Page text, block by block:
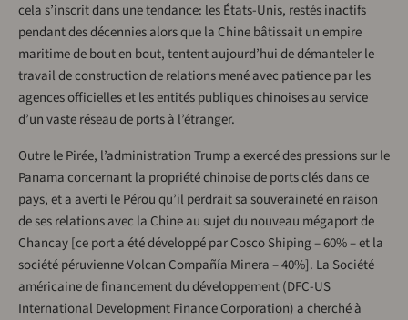
cela s’inscrit dans une tendance: les États-Unis, restés inactifs
pendant des décennies alors que la Chine bâtissait un empire
maritime de bout en bout, tentent aujourd’hui de démanteler le
travail de construction de relations mené avec patience par les
agences officielles et les entités publiques chinoises au service
d’un vaste réseau de ports à l’étranger.
Outre le Pirée, l’administration Trump a exercé des pressions sur le
Panama concernant la propriété chinoise de ports clés dans ce
pays, et a averti le Pérou qu’il perdrait sa souveraineté en raison
de ses relations avec la Chine au sujet du nouveau mégaport de
Chancay [ce port a été développé par Cosco Shiping – 60% – et la
société péruvienne Volcan Compañía Minera – 40%]. La Société
américaine de financement du développement (DFC-US
International Development Finance Corporation) a cherché à